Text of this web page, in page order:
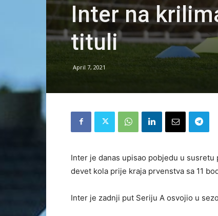
Inter na
tituli
April 7, 2021
Inter je danas upisao pobjedu u
devet kola prije kraja prvenstva sa 11
Inter je zadnji put Seriju A osvojio u